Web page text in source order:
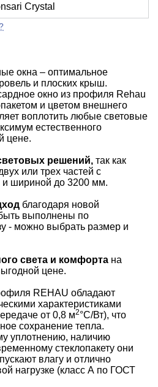
Crystal
окна – оптимальное
и плоских крыш.
окно из профиля Rehau
и цветом внешнего
воплотить любые световые
естественного
цене.
решений, так как
или трех частей с
и шириной до 3200 мм.
благодаря новой
выполнены по
- можно выбрать размер и
света и комфорта на
цене.
REHAU обладают
характеристиками
от 0,8 м2°С/Вт), что
сохранение тепла.
уплотнению, наличию
стеклопакету они
влагу и отлично
нагрузке (класс А по ГОСТ